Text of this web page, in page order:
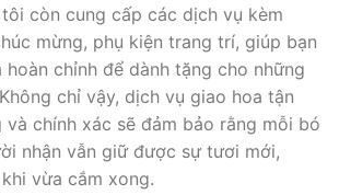
còn cung cấp các dịch vụ kèm
mừng, phụ kiện trang trí, giúp bạn
chỉnh để dành tặng cho những
chỉ vậy, dịch vụ giao hoa tận
và chính xác sẽ đảm bảo rằng mỗi bó
nhận vẫn giữ được sự tươi mới,
vừa cắm xong.